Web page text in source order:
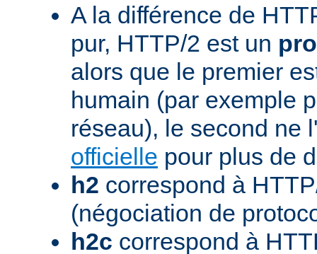
A la différence de
pur, HTTP/2 est un
alors que le premier
humain (par exemple
réseau), le second ne
officielle pour plus de
h2 correspond à
(négociation de
h2c correspond à